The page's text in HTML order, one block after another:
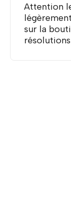
Attention
sur la
résolutions